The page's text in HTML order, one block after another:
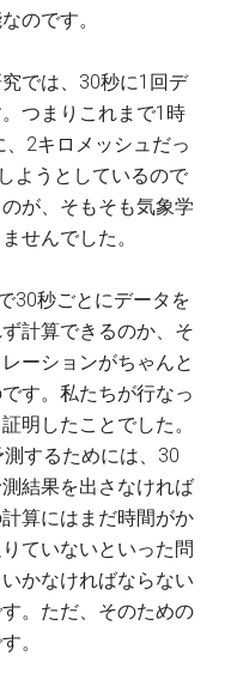
のです。
では、30秒に1回デ
つまりこれまで1時
2キロメッシュだっ
ようとしているので
が、そもそも気象学
せんでした。
30秒ごとにデータを
計算できるのか、そ
ーションがちゃんと
す。私たちが行なっ
明したことでした。
するためには、30
結果を出さなければ
算にはまだ時間がか
ていないといった問
かなければならない
。ただ、そのための
。